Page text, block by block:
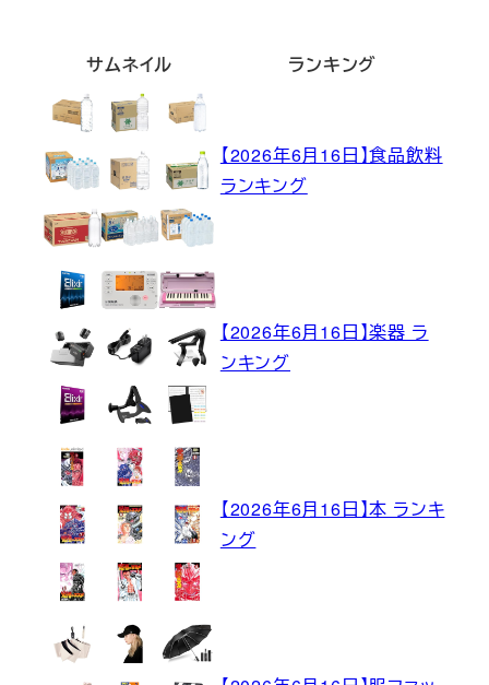
サムネイル ランキング
【2026年6月16日】食品飲料
ランキング
【2026年6月16日】楽器 ラ
ンキング
【2026年6月16日】本 ランキ
ング